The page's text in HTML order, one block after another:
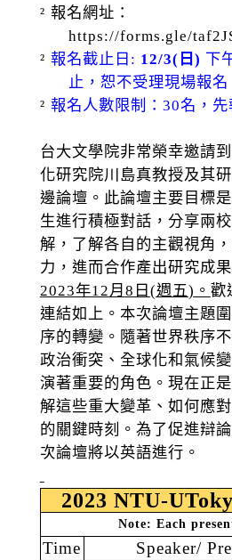
² 報名網址：
https://forms.gle/
² 報名截止日 : 12/3( 日 ) 下
止，恕不受理現場報名
² 報名人數限制： 30名，先
台大文學院非常榮幸邀請
化研究院川島真教授及其
邊論壇。此論壇主要目標
生進行積極對話，分享兩
解，了解各自的主觀視角
力，進而合作產出研究成
2023年12月 8 日 (週五) 。 歡
連結如上。 本次論壇主題
序的轉變。隨著世界秩序
政治衝突、全球化和氣候
演著重要的角色。現在正
解這些重大變革、如何應
的關鍵時刻。為了促進辯
次論壇將以英語進行。
2023 NTU-
Note: Each
Time Speaker/